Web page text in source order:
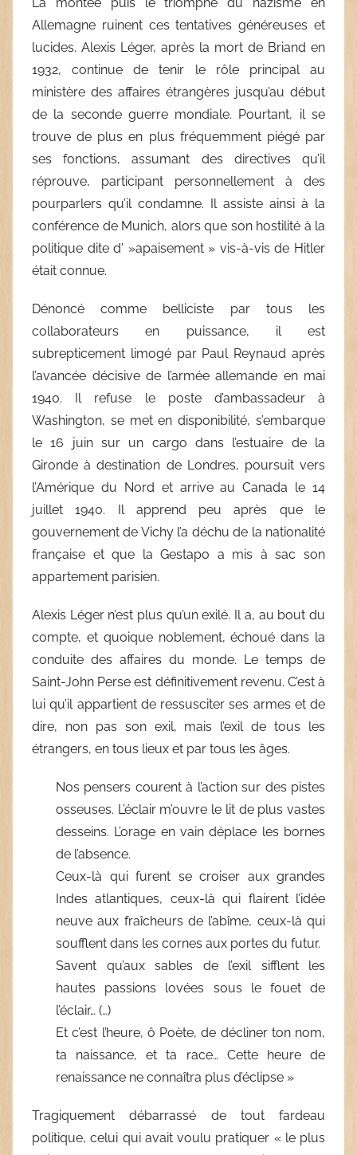
Allemagne ruinent ces tentatives généreuses et
lucides. Alexis Léger, après la mort de Briand en
1932, continue de tenir le rôle principal au
ministère des affaires étrangères jusqu’au début
de la seconde guerre mondiale. Pourtant, il se
trouve de plus en plus fréquemment piégé par
ses fonctions, assumant des directives qu’il
réprouve, participant personnellement à des
pourparlers qu’il condamne. Il assiste ainsi à la
conférence de Munich, alors que son hostilité à la
politique dite d' »apaisement » vis-à-vis de Hitler
était connue.
Dénoncé comme belliciste par tous les
collaborateurs en puissance, il est
subrepticement limogé par Paul Reynaud après
l’avancée décisive de l’armée allemande en mai
1940. Il refuse le poste d’ambassadeur à
Washington, se met en disponibilité, s’embarque
le 16 juin sur un cargo dans l’estuaire de la
Gironde à destination de Londres, poursuit vers
l’Amérique du Nord et arrive au Canada le 14
juillet 1940. Il apprend peu après que le
gouvernement de Vichy l’a déchu de la nationalité
française et que la Gestapo a mis à sac son
appartement parisien.
Alexis Léger n’est plus qu’un exilé. Il a, au bout du
compte, et quoique noblement, échoué dans la
conduite des affaires du monde. Le temps de
Saint-John Perse est définitivement revenu. C’est à
lui qu’il appartient de ressusciter ses armes et de
dire, non pas son exil, mais l’exil de tous les
étrangers, en tous lieux et par tous les âges.
Nos pensers courent à l’action sur des pistes
osseuses. L’éclair m’ouvre le lit de plus vastes
desseins. L’orage en vain déplace les bornes
de l’absence.
Ceux-là qui furent se croiser aux grandes
Indes atlantiques, ceux-là qui flairent l’idée
neuve aux fraîcheurs de l’abîme, ceux-là qui
soufflent dans les cornes aux portes du futur.
Savent qu’aux sables de l’exil sifflent les
hautes passions lovées sous le fouet de
l’éclair… (…)
Et c’est l’heure, ô Poète, de décliner ton nom,
ta naissance, et ta race… Cette heure de
renaissance ne connaîtra plus d’éclipse »
Tragiquement débarrassé de tout fardeau
politique, celui qui avait voulu pratiquer « le plus